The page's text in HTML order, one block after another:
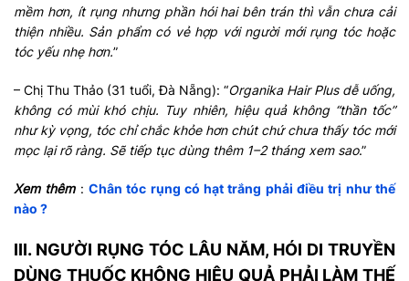
mềm hơn, ít rụng nhưng phần hói hai bên trán thì vẫn chưa cải
thiện nhiều. Sản phẩm có vẻ hợp với người mới rụng tóc hoặc
tóc yếu nhẹ hơn.”
– Chị Thu Thảo (31 tuổi, Đà Nẵng): “Organika Hair Plus dễ uống,
không có mùi khó chịu. Tuy nhiên, hiệu quả không “thần tốc”
như kỳ vọng, tóc chỉ chắc khỏe hơn chút chứ chưa thấy tóc mới
mọc lại rõ ràng. Sẽ tiếp tục dùng thêm 1–2 tháng xem sao.”
Xem thêm: Chân tóc rụng có hạt trắng phải điều trị như thế
nào ?
III. NGƯỜI RỤNG TÓC LÂU NĂM, HÓI DI TRUYỀN
DÙNG THUỐC KHÔNG HIỆU QUẢ PHẢI LÀM THẾ